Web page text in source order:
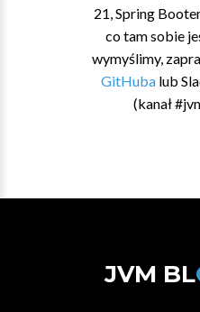
21, Spring
co tam sobie
wymyślimy,
GitHubalub
(kanał
JVM BL